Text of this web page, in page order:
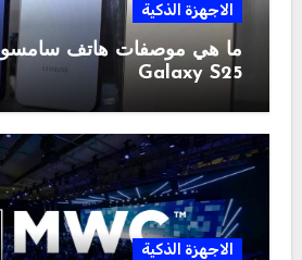
الاجهزة الذكية
ما هي موصفات هاتف
Galaxy S25
الاجهزة الذكية